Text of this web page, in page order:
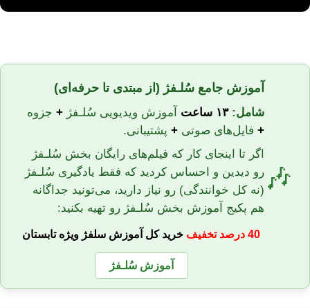
🎶
آموزش جامع سُلـفژ (از مبتدی تا حرفه‌ای)
شامل: ۱۳ ساعت آموزش ویدیویی سُلـفژ + جزوه
+ فایل‌های صوتی + پشتیبانی.
اگر تا اینجای کار که فیلم‌های رایگان بخش سُلـفژ
رو دیدین و احساس کردید که فقط یادگیری سُلـفژ
(نه کل خوانندگی) رو نیاز دارید، می‌تونید جداگانه
هم پکیج آموزش بخش سُلـفژ رو تهیه بکنید:
40 درصد تخفیف خرید کل آموزش سلفژ ویژه تابستان
آموزش سُلـفژ